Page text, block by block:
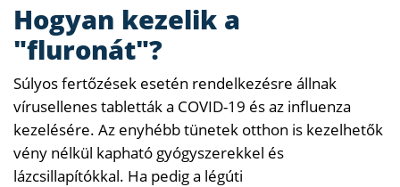
Hogyan kezelik a
"fluronát"?
Súlyos fertőzések esetén rendelkezésre állnak
vírusellenes tabletták a COVID-19 és az influenza
kezelésére. Az enyhébb tünetek otthon is kezelhetők
vény nélkül kapható gyógyszerekkel és
lázcsillapítókkal. Ha pedig a légúti